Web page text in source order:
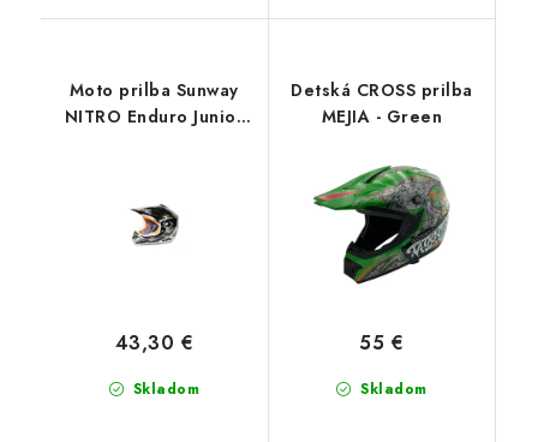
Moto prilba Sunway
NITRO Enduro Junior
Skladom
43,30 €
Detská CROSS prilba
MEJIA - Green
Skladom
55 €